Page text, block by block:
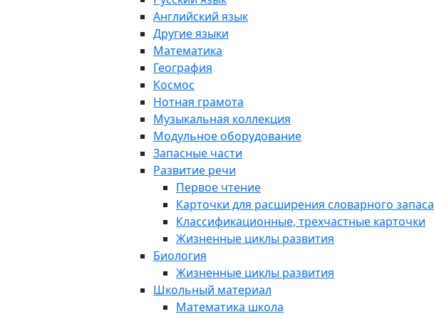
Английский язык
Другие языки
Математика
География
Космос
Нотная грамота
Музыкальная коллекция
Модульное оборудование
Запасные части
Развитие речи
Первое чтение
Карточки для расширения словарного запаса
Классификационные, трехчастные карточки
Жизненные циклы развития
Биология
Жизненные циклы развития
Школьный материал
Математика школа